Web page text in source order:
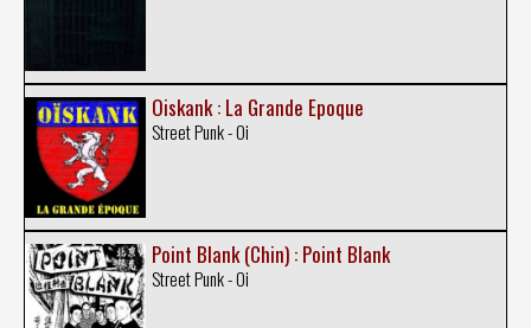
Oiskank : La Grande Epoque
Street Punk - Oi
Point Blank (Chin) : Point Blank
Street Punk - Oi